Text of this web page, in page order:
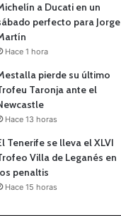
a Ducati en un
perfecto para Jorge
Hace 1 hora
pierde su último
Taronja ante el
Hace 13 horas
Tenerife se lleva el XLVI
Villa de Leganés en
penaltis
Hace 15 horas